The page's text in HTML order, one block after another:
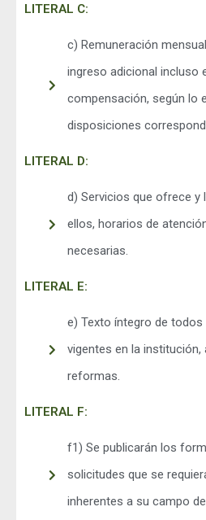
LITERAL C:
c) Remuneración
ingreso adicional incluso
compensación, según lo
disposiciones
LITERAL D:
d) Servicios que ofrece y
ellos, horarios de
necesarias.
LITERAL E:
e) Texto íntegro de
vigentes en la
reformas.
LITERAL F:
f1) Se publicarán los
solicitudes que se
inherentes a su campo